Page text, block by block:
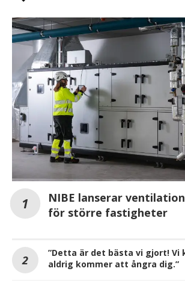
NIBE lanserar
för större fastigheter
”Detta är det bästa vi gjort! Vi
aldrig kommer att ångra dig.”